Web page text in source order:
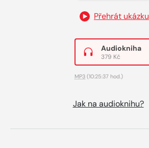
Přehrát ukázku
Audiokniha
379 Kč
MP3 (10:25:37 hod.)
Jak na audioknihu?